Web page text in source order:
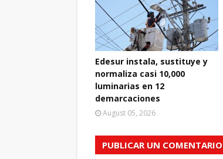
Edesur instala, sustituye y
normaliza casi 10,000
luminarias en 12
demarcaciones
August 05, 2026
PUBLICAR UN COMENTARIO